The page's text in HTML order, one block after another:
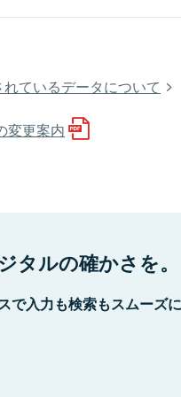
ているデータについて
変更案内
タルの確かさを。
で入力も検索もスムーズ